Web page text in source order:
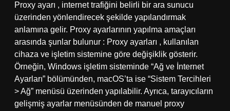
Proxy ayarı , internet trafiğini belirli bir ara sunucu
üzerinden yönlendirecek şekilde yapılandırmak
anlamına gelir. Proxy ayarlarının yapılma amaçları
arasında şunlar bulunur : Proxy ayarları , kullanılan
cihaza ve işletim sistemine göre değişiklik gösterir.
Örneğin, Windows işletim sisteminde “Ağ ve İnternet
Ayarları” bölümünden, macOS’ta ise “Sistem Tercihleri
> Ağ” menüsü üzerinden yapılabilir. Ayrıca, tarayıcıların
gelişmiş ayarlar menüsünden de manuel proxy